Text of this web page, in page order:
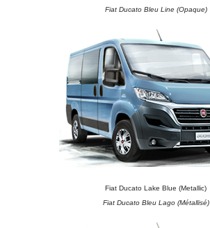
Fiat Ducato Bleu Line (Opaque)
Fiat Ducato Lake Blue (Metallic)
Fiat Ducato Bleu Lago (Métallisé)